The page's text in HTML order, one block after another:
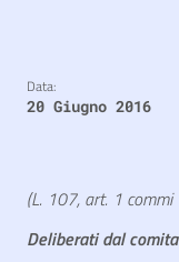
Data:
20 Giugno 2016
(L. 107, art. 1
Deliberati dal